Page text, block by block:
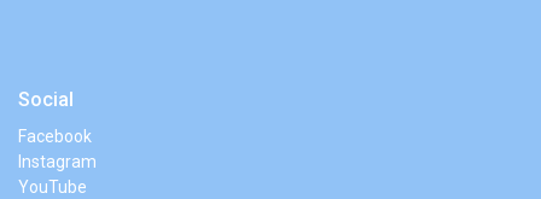
Social
Facebook
Instagram
YouTube